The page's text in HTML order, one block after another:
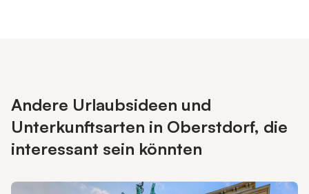
Andere Urlaubsideen und
Unterkunftsarten in Oberstdorf, die
interessant sein könnten